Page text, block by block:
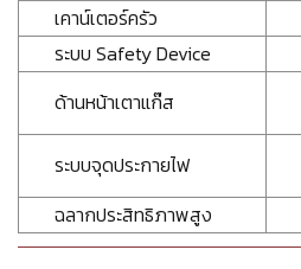
เคาน์เตอร์ครัว
ระบบ Safety Device
ด้านหน้าเตาแก๊ส
ระบบจุดประกายไฟ
ฉลากประสิทธิภาพสูง